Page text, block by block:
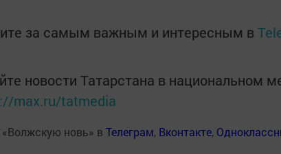
за самым важным и интересным в
новости Татарстана в национальном
max.ru/tatmedia
новь» в Телеграм, Вконтакте,